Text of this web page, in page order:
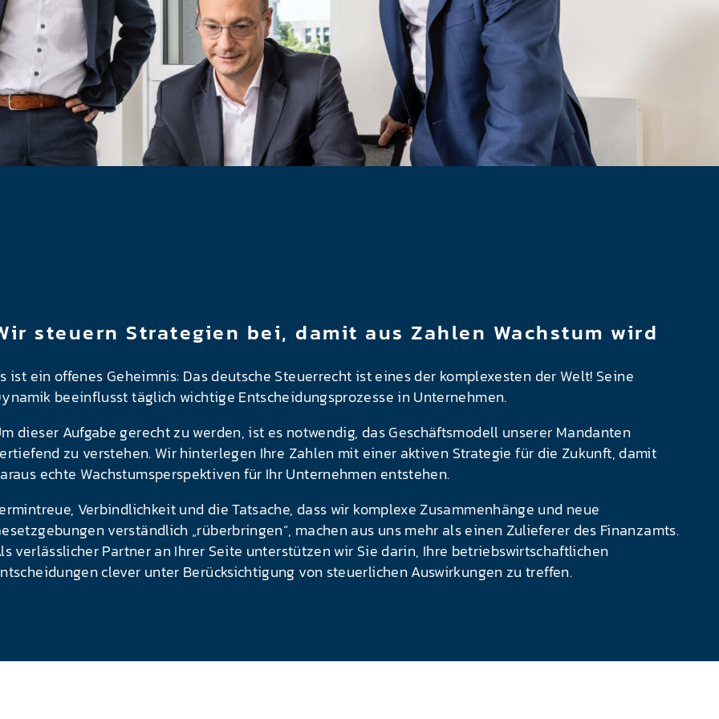
steuern Strategien bei, damit aus Zahlen Wachstum wird
ist ein offenes Geheimnis: Das deutsche Steuerrecht ist eines der komplexesten der Welt! Seine
beeinflusst täglich wichtige Entscheidungsprozesse in Unternehmen.
dieser Aufgabe gerecht zu werden, ist es notwendig, das Geschäftsmodell unserer Mandanten
zu verstehen. Wir hinterlegen Ihre Zahlen mit einer aktiven Strategie für die Zukunft, damit
echte Wachstumsperspektiven für Ihr Unternehmen entstehen.
Verbindlichkeit und die Tatsache, dass wir komplexe Zusammenhänge und neue
verständlich „rüberbringen“, machen aus uns mehr als einen Zulieferer des Finanzamts.
verlässlicher Partner an Ihrer Seite unterstützen wir Sie darin, Ihre betriebswirtschaftlichen
clever unter Berücksichtigung von steuerlichen Auswirkungen zu treffen.